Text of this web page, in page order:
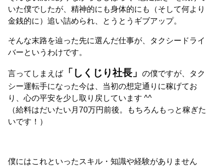
いた僕でしたが、精神的にも身体的にも（そして何より
金銭的に）追い詰められ、とうとうギブアップ。
そんな末路を辿った先に選んだ仕事が、タクシードライ
バーというわけです。
言ってしまえば 「しくじり社長」の僕ですが、タク
シー運転手になった今は、当初の想定通りに稼げてお
り、心の平安を少し取り戻しています ^^
（給料はだいたい月70万円前後。もちろんもっと稼ぎた
いです！）
僕にはこれといったスキル・知識や経験がありません